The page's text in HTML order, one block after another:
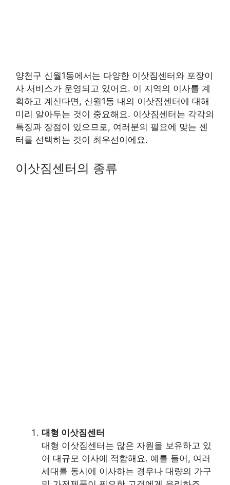
양천구 신월1동에서는 다양한 이삿짐센터와 포장이
사 서비스가 운영되고 있어요. 이 지역의 이사를 계
획하고 계신다면, 신월1동 내의 이삿짐센터에 대해
미리 알아두는 것이 중요해요. 이삿짐센터는 각각의
특징과 장점이 있으므로, 여러분의 필요에 맞는 센
터를 선택하는 것이 최우선이에요.
이삿짐센터의 종류
대형 이삿짐센터
대형 이삿짐센터는 많은 자원을 보유하고 있
어 대규모 이사에 적합해요. 예를 들어, 여러
세대를 동시에 이사하는 경우나 대량의 가구